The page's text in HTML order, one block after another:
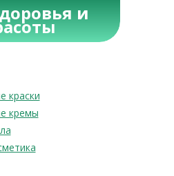
и
краски
кремы